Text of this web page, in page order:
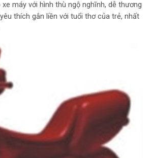
máy với hình thù ngộ nghĩnh, dễ thương
thích gắn liền với tuổi thơ của trẻ, nhất